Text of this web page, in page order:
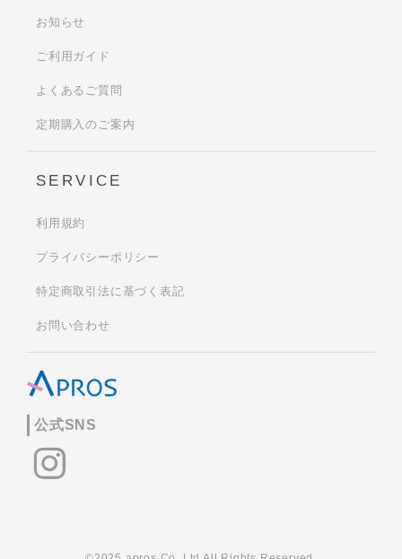
公式SNS
お知らせ
ご利用ガイド
よくあるご質問
定期購入のご案内
SERVICE
利用規約
プライバシーポリシー
特定商取引法に基づく表記
お問い合わせ